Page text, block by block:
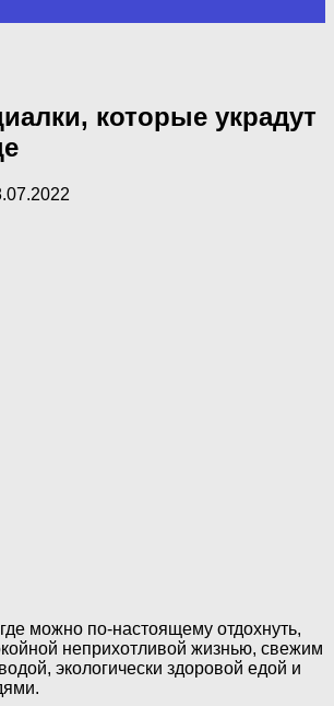
которые украдут
можно по-настоящему отдохнуть,
неприхотливой жизнью, свежим
экологически здоровой едой и